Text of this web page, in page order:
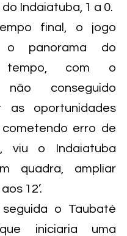
Indaiatuba, 1 a 0.
final, o jogo
o panorama do
tempo, com o
não conseguido
as oportunidades
erro de
viu o Indaiatuba
quadra, ampliar
12’.
o Taubaté
iniciaria uma